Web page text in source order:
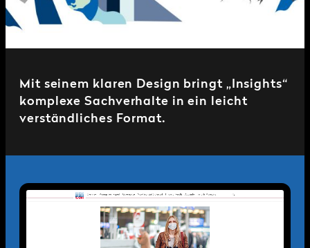
Mit seinem klaren Design bringt „Insights“
komplexe Sachverhalte in ein leicht
verständliches Format.